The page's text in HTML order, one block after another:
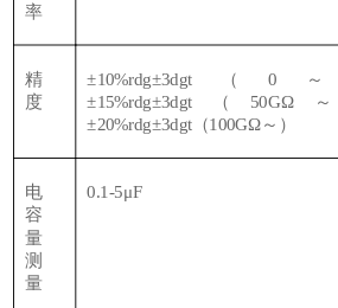
率
精
度
±10%rdg±3dgt（0
±15%rdg±3dgt（50GΩ
±20%rdg±3dgt（100GΩ～）
电
容
量
测
量
0.1-5μF